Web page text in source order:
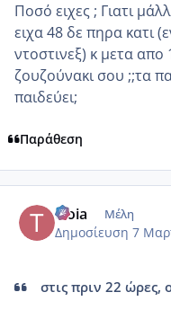
Ποσό ειχες ; Γιατι
ειχα 48 δε πηρα κατι
ντοστινεξ) κ μετα απο
ζουζούνακι σου ;;τα
παιδεύει;
Παράθεση
troia Μέλη
Δημοσίευση 7
στις πριν 22 ώρες,